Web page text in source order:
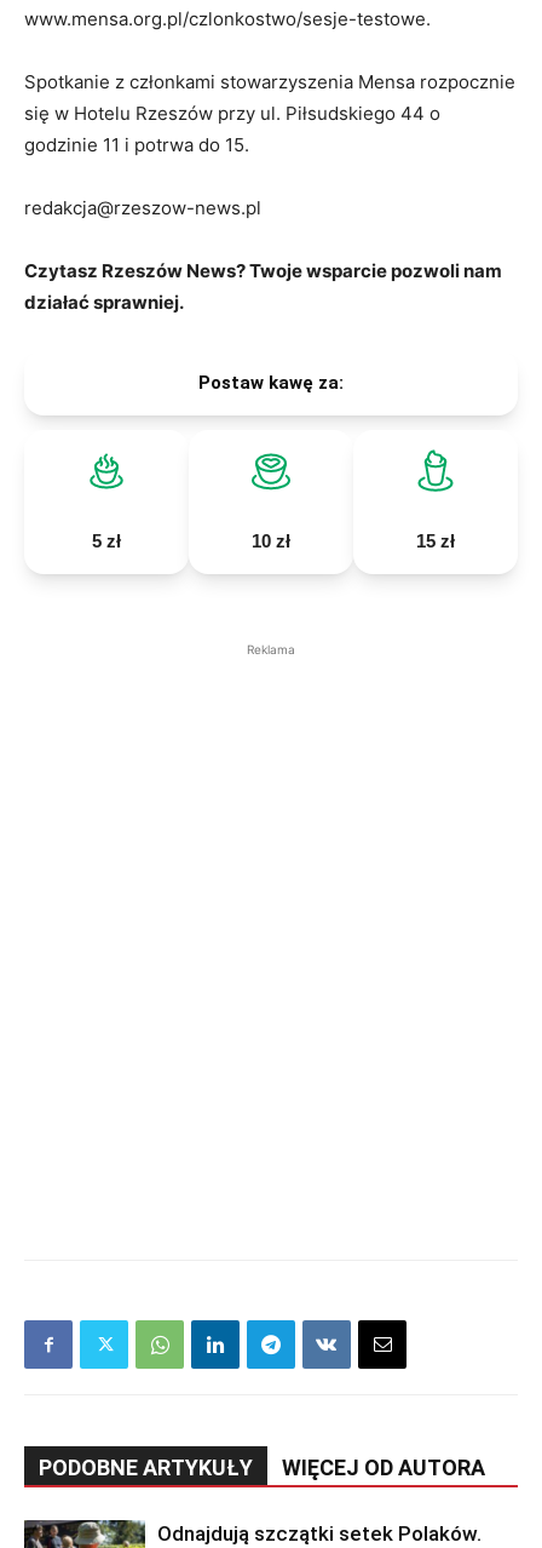
www.mensa.org.pl/czlonkostwo/sesje-testowe.
Spotkanie z członkami stowarzyszenia Mensa rozpocznie
się w Hotelu Rzeszów przy ul. Piłsudskiego 44 o
godzinie 11 i potrwa do 15.
redakcja@rzeszow-news.pl
Czytasz Rzeszów News? Twoje wsparcie pozwoli nam
działać sprawniej.
Postaw kawę za:
5 zł 10 zł 15 zł
Reklama
PODOBNE ARTYKUŁY WIĘCEJ OD AUTORA
Odnajdują szczątki setek Polaków.